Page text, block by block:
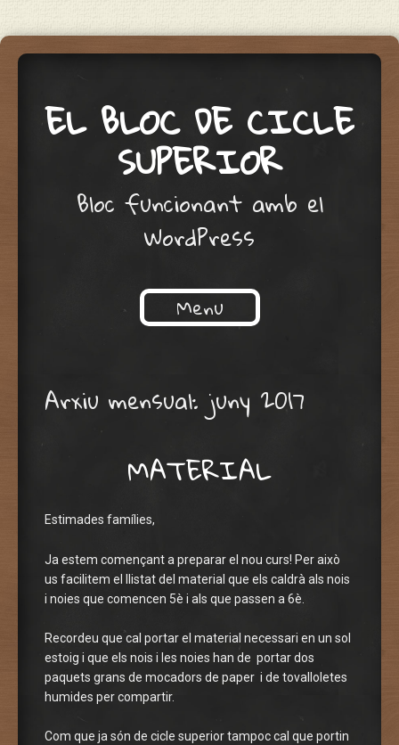
EL BLOC DE CICLE
SUPERIOR
Bloc funcionant amb el
WordPress
Menu
Arxiu mensual: juny 2017
MATERIAL
Estimades famílies,
Ja estem començant a preparar el nou curs! Per això
us facilitem el llistat del material que els caldrà als nois
i noies que comencen 5è i als que passen a 6è.
Recordeu que cal portar el material necessari en un sol
estoig i que els nois i les noies han de portar dos
paquets grans de mocadors de paper i de tovalloletes
humides per compartir.
Com que ja són de cicle superior tampoc cal que portin